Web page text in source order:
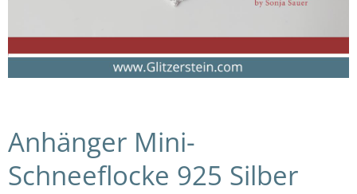
Anhänger Mini-
Schneeflocke 925 Silber